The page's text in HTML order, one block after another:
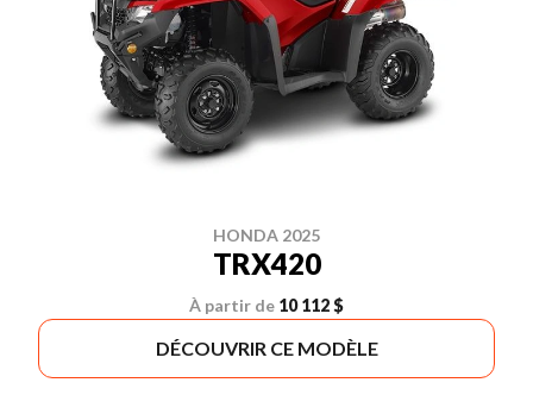
HONDA 2025
TRX420
À partir de 10 112 $
DÉCOUVRIR CE MODÈLE